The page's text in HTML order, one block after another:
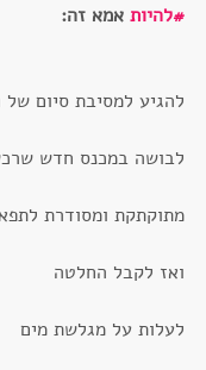
#להיות אמא זה:
להגיע למסיבת סיום של
לבושה במכנס חדש
מתוקתקת ומסודרת
ואז לקבל החלטה
לעלות על מגלשת מים